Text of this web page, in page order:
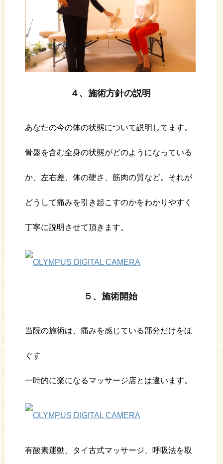
４、施術方針の説明
あなたの今の体の状態について説明してます。
骨盤を含む全身の状態がどのようになっている
か、左右差、体の硬さ、筋肉の質など。それが
どうして痛みを引き起こすのかをわかりやすく
丁寧に説明させて頂きます。
５、施術開始
当院の施術は、痛みを感じている部分だけをほ
ぐす
一時的に楽になるマッサージ店とは違います。
有酸素運動、タイ古式マッサージ、呼吸法を取